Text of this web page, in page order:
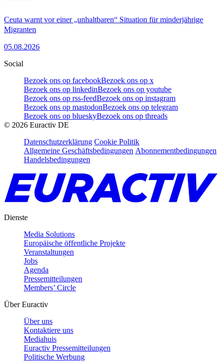
Ceuta warnt vor einer „unhaltbaren“ Situation für minderjährige
Migranten
05.08.2026
Social
Bezoek ons op facebookBezoek ons op x
Bezoek ons op linkedinBezoek ons op youtube
Bezoek ons op rss-feedBezoek ons op instagram
Bezoek ons op mastodonBezoek ons op telegram
Bezoek ons op blueskyBezoek ons op threads
© 2026 Euractiv DE
Datenschutzerklärung Cookie Politik
Allgemeine Geschäftsbedingungen Abonnementbedingungen
Handelsbedingungen
Dienste
Media Solutions
Europäische öffentliche Projekte
Veranstaltungen
Jobs
Agenda
Pressemitteilungen
Members’ Circle
Über Euractiv
Über uns
Kontaktiere uns
Mediahuis
Euractiv Pressemitteilungen
Politische Werbung